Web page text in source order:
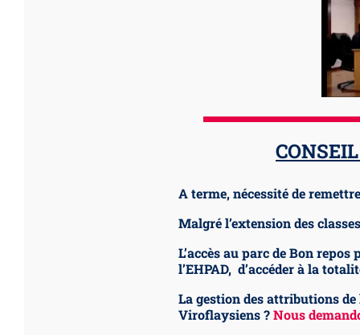
A terme, nécessité de
Malgré l’extension des
L’accès au parc de Bon
l’EHPAD, d’accéder à la
La gestion des attributions
Viroflaysiens ?Nous